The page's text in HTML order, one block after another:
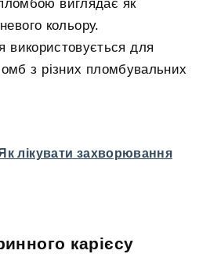
виглядає як
кольору.
використовується для
з різних пломбувальних
лікувати захворювання
карієсу